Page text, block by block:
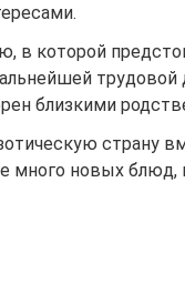
в которой
трудовой
близкими
страну
много новых блюд,